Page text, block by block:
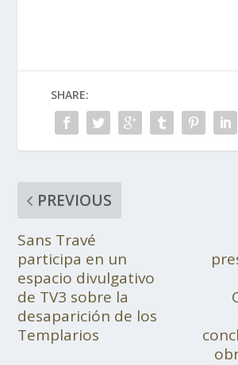
SHARE:
PREVIOUS
Sans Travé
participa en un
espacio divulgativo
de TV3 sobre la
desaparición de los
Templarios